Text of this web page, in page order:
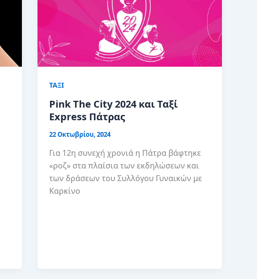
ΤΑΞΙ
Pink The City 2024 και Ταξί
Express Πάτρας
22 Οκτωβρίου, 2024
Για 12η συνεχή χρονιά η Πάτρα βάφτηκε
«ροζ» στα πλαίσια των εκδηλώσεων και
των δράσεων του Συλλόγου Γυναικών με
Καρκίνο